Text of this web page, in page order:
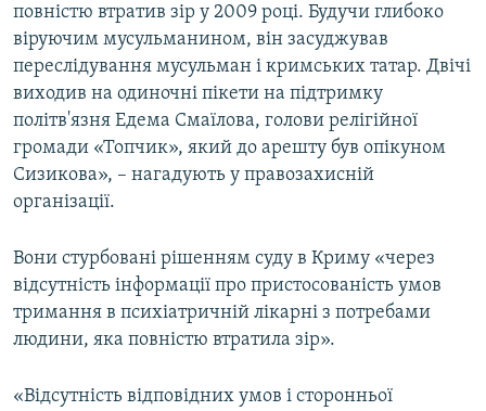
Усі сайти RFE/RL
повністю втратив зір у 2009 році. Будучи глибоко
віруючим мусульманином, він засуджував
переслідування мусульман і кримських татар. Двічі
виходив на одиночні пікети на підтримку
політв'язня Едема Смаїлова, голови релігійної
громади «Топчик», який до арешту був опікуном
Сизикова», – нагадують у правозахисній
організації.
Вони стурбовані рішенням суду в Криму «через
відсутність інформації про пристосованість умов
тримання в психіатричній лікарні з потребами
людини, яка повністю втратила зір».
«Відсутність відповідних умов і сторонньої